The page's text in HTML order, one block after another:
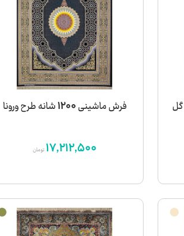
فرش ماشینی 1200 شانه طرح ورونا
17,212,500 تومان